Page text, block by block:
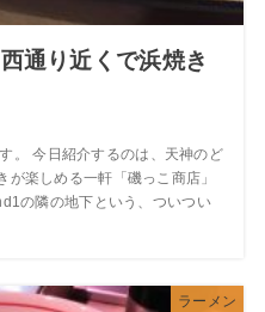
通り近くで浜焼き
。 今日紹介するのは、天神のど
楽しめる一軒「磯っこ商店」
の隣の地下という、ついつい
ラーメン